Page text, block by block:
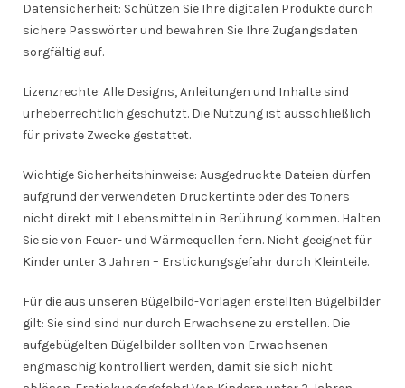
Datensicherheit: Schützen Sie Ihre digitalen Produkte durch
sichere Passwörter und bewahren Sie Ihre Zugangsdaten
sorgfältig auf.
Lizenzrechte: Alle Designs, Anleitungen und Inhalte sind
urheberrechtlich geschützt. Die Nutzung ist ausschließlich
für private Zwecke gestattet.
Wichtige Sicherheitshinweise: Ausgedruckte Dateien dürfen
aufgrund der verwendeten Druckertinte oder des Toners
nicht direkt mit Lebensmitteln in Berührung kommen. Halten
Sie sie von Feuer- und Wärmequellen fern. Nicht geeignet für
Kinder unter 3 Jahren – Erstickungsgefahr durch Kleinteile.
Für die aus unseren Bügelbild-Vorlagen erstellten Bügelbilder
gilt: Sie sind sind nur durch Erwachsene zu erstellen. Die
aufgebügelten Bügelbilder sollten von Erwachsenen
engmaschig kontrolliert werden, damit sie sich nicht